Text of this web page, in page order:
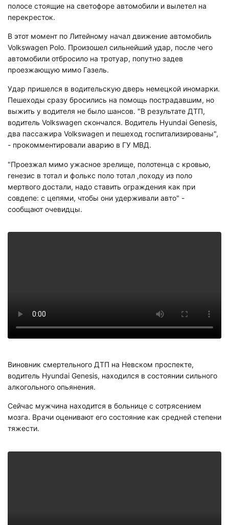
полосе стоящие на светофоре автомобили и вылетел на
перекресток.
В этот момент по Литейному начал движение автомобиль
Volkswagen Polo. Произошел сильнейший удар, после чего
автомобили отбросило на тротуар, попутно задев
проезжающую мимо Газель.
Удар пришелся в водительскую дверь немецкой иномарки.
Пешеходы сразу бросились на помощь пострадавшим, но
выжить у водителя не было шансов. "В результате ДТП,
водитель Volkswagen скончался. Водитель Hyundai Genesis,
два пассажира Volkswagen и пешеход госпитализированы",
- прокомментировали аварию в ГУ МВД.
"Проезжал мимо ужасное зрелище, полотенца с кровью,
генезис в тотал и фолькс поло тотал ,походу из поло
мертвого достали, надо ставить ограждения как при
совдепе: с цепями, чтобы они удерживали авто" -
сообщают очевидцы.
Виновник смертельного ДТП на Невском проспекте,
водитель Hyundai Genesis, находился в состоянии сильного
алкогольного опьянения.
Сейчас мужчина находится в больнице с сотрясением
мозга. Врачи оценивают его состояние как средней степени
тяжести.